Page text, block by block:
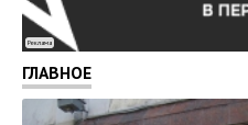
Реклама
ГЛАВНОЕ